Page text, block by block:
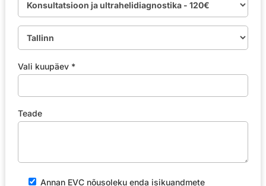
Vali kuupäev *
Teade
Annan EVC nõusoleku enda isikuandmete